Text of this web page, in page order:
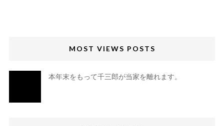
MOST VIEWS POSTS
本年末をもって千三郎が当家を離れます。